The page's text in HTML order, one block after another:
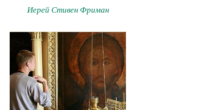
Иерей Стивен Фриман